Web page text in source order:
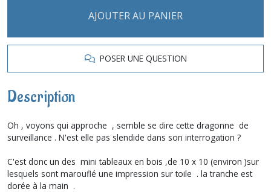
AJOUTER AU PANIER
POSER UNE QUESTION
Description
Oh , voyons qui approche , semble se dire cette dragonne de
surveillance . N'est elle pas slendide dans son interrogation ?
C'est donc un des mini tableaux en bois ,de 10 x 10 (environ )sur
lesquels sont marouflé une impression sur toile . la tranche est
dorée à la main .